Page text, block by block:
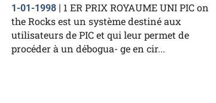
1-01-1998 | 1 ER PRIX ROYAUME UNI PIC on
the Rocks est un système destiné aux
utilisateurs de PIC et qui leur permet de
procéder à un débogua- ge en cir...